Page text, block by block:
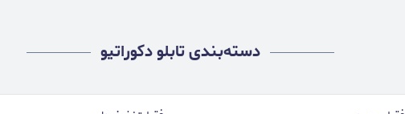
دسته‌بندی تابلو دکوراتیو